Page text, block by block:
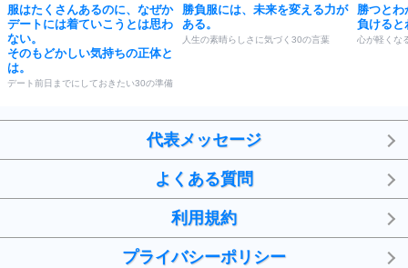
服はたくさんあるのに、なぜか
デートには着ていこうとは思わ
ない。
そのもどかしい気持ちの正体と
は。
デート前日までにしておきたい30の準備
勝負服には、未来を変える力が
ある。
人生の素晴らしさに気づく30の言葉
勝つと
負けると
心が軽くな
代表メッセージ
よくある質問
利用規約
プライバシーポリシー